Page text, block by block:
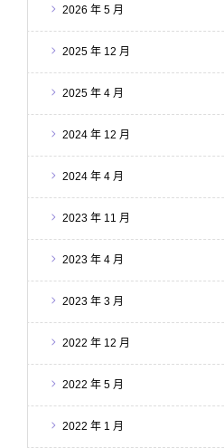
2026 年 5 月
2025 年 12 月
2025 年 4 月
2024 年 12 月
2024 年 4 月
2023 年 11 月
2023 年 4 月
2023 年 3 月
2022 年 12 月
2022 年 5 月
2022 年 1 月